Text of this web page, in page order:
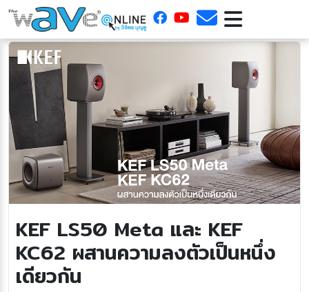
KEF LS50 Meta และ KEF
KC62 ผสานความลงตัวเป็นหนึ่ง
เดียวกัน